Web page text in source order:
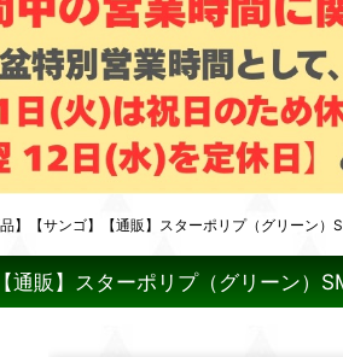
】【サンゴ】【通販】スターポリプ（グリーン）
販】スターポリプ（グリーン）